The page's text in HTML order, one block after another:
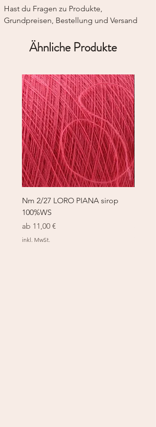
Hast du Fragen zu Produkte,
Grundpreisen, Bestellung und Versand
Ähnliche Produkte
Nm 2/27 LORO PIANA sirop
100%WS
ab 11,00 €
Sale-Preis
inkl. MwSt.